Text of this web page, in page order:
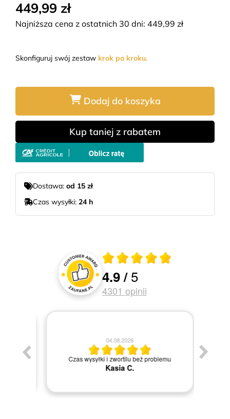
449,99 zł
Najniższa cena z ostatnich 30 dni: 449,99 zł
Skonfiguruj swój zestaw krok po kroku.
Dodaj do koszyka
Kup taniej z rabatem
Dostawa: od 15 zł
Czas wysyłki: 24 h
Oceny i recenzje klientów
Średnia ocena 4.9 z 5
4.9/5
4301 opinii
04.08.2026
Czas wysyłki i zwortilu beż problemu
Kasia C.